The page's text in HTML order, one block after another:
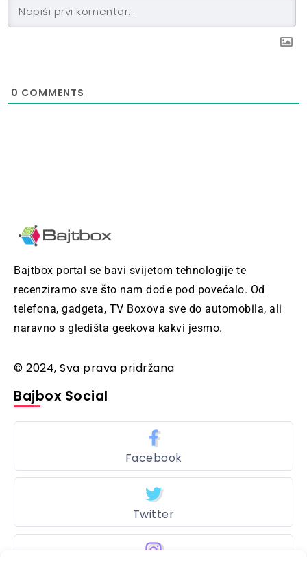
0 COMMENTS
Bajtbox portal se bavi svijetom tehnologije te
recenziramo sve što nam dođe pod povećalo. Od
telefona, gadgeta, TV Boxova sve do automobila, ali
naravno s gledišta geekova kakvi jesmo.
© 2024, Sva prava pridržana
Bajbox Social
Facebook
Twitter